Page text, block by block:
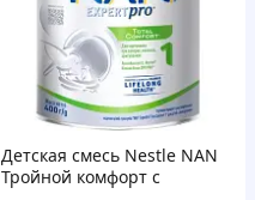
Детская смесь Nestle NAN
Тройной комфорт с